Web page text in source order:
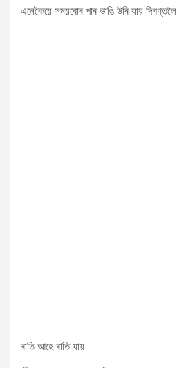
এনেকৈয়ে সময়বোৰ পাৰ ভাঙি উৰি যায় দিগণ্তলৈ
ৰাতি আহে ৰাতি যায়